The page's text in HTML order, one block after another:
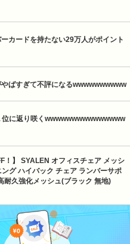
カードを持たない29万人がポイント
やばすぎて不評になるwwwwwwwwww
位に返り咲くwwwwwwwwwwwwwww
！】 SYALEN オフィスチェア メッシ
グ ハイバック チェア ランバーサポ
久強化メッシュ(ブラック 無地)